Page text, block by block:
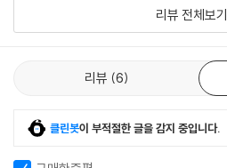
리뷰 전체보기
리뷰 6
클린봇이 부적절한 글을 감지 중입니다.